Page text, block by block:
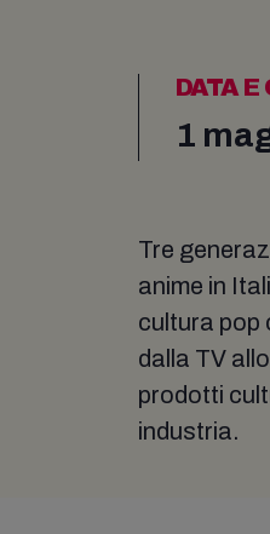
DATA E
1
Tre
anime in
cultura pop
dalla TV
prodotti
industria.